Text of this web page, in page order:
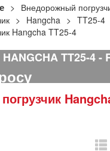
Внедорожный
Hangcha
TT25-4
Hangcha TT25-4
HANGCHA TT25-4